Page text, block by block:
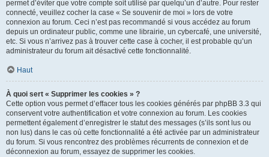
permet d’éviter que votre compte soit utilisé par quelqu’un d’autre. Pour rester
connecté, veuillez cocher la case « Se souvenir de moi » lors de votre
connexion au forum. Ceci n’est pas recommandé si vous accédez au forum
depuis un ordinateur public, comme une librairie, un cybercafé, une université,
etc. Si vous n’arrivez pas à trouver cette case à cocher, il est probable qu’un
administrateur du forum ait désactivé cette fonctionnalité.
Haut
À quoi sert « Supprimer les cookies » ?
Cette option vous permet d’effacer tous les cookies générés par phpBB 3.3 qui
conservent votre authentification et votre connexion au forum. Les cookies
permettent également d’enregistrer le statut des messages (s’ils sont lus ou
non lus) dans le cas où cette fonctionnalité a été activée par un administrateur
du forum. Si vous rencontrez des problèmes récurrents de connexion et de
déconnexion au forum, essayez de supprimer les cookies.